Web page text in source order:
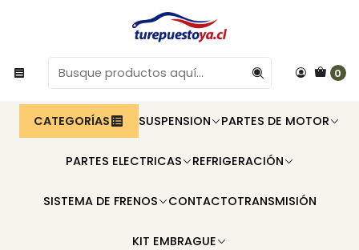
0
CATEGORÍAS SUSPENSION PARTES DE MOTOR
PARTES ELECTRICAS REFRIGERACIÓN
SISTEMA DE FRENOS CONTACTOTRANSMISIÓN
KIT EMBRAGUE